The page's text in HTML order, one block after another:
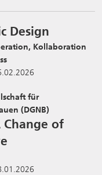
Design
Kollaboration
für
(DGNB)
of